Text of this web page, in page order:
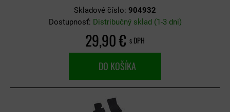
Skladové číslo: 904932
Dostupnosť: Distribučný sklad (1-3 dni)
29,90 € s DPH
DO KOŠÍKA